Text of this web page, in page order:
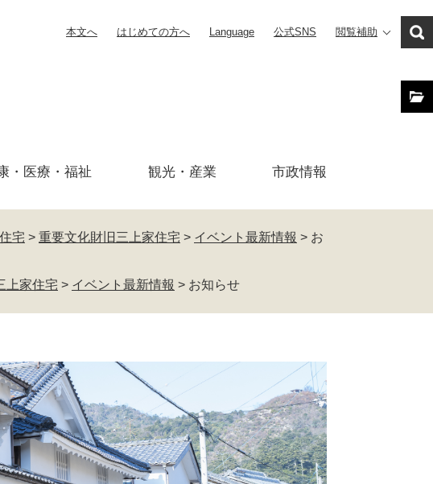
本文へ はじめての方へ Language 公式SNS 閲覧補助
・医療・ 福祉 観光・産業 市政情報
宅 > 重要文化財旧三上家住宅 > イベント最新情報 > お
上家住宅 > イベント最新情報 > お知らせ